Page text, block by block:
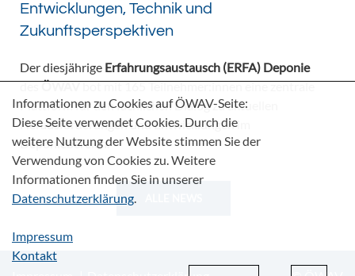
Entwicklungen, Technik und
Zukunftsperspektiven
Der diesjährige Erfahrungsaustausch (ERFA) Deponie
desÖWAVbot mit 165 Teilnehmer:innen eine zentrale
Plattform für den fachlichen Dialog zu aktuellen
Herausforderungen und Entwicklungen im
Deponiebereich.
Informationen zu Cookies auf ÖWAV-Seite:
Diese Seite verwendet Cookies. Durch die
weitere Nutzung der Website stimmen Sie der
Verwendung von Cookies zu. Weitere
Informationen finden Sie in unserer
Datenschutzerklärung.
Impressum
Kontakt